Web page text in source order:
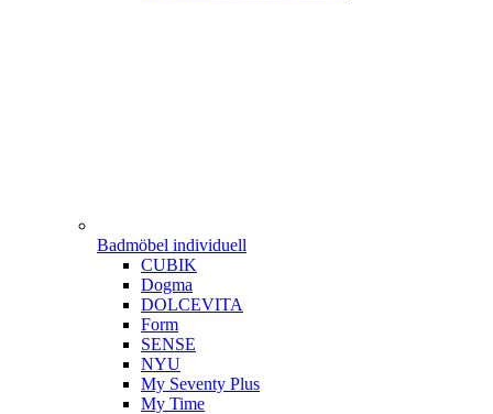
Badmöbel individuell
CUBIK
Dogma
DOLCEVITA
Form
SENSE
NYU
My Seventy Plus
My Time